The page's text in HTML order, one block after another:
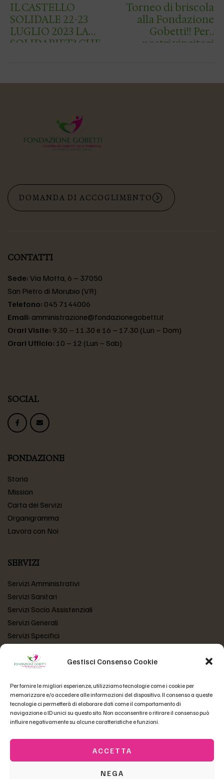
Gestisci Consenso Cookie
Per fornire le migliori esperienze, utilizziamo tecnologie come i cookie per
memorizzare e/o accedere alle informazioni del dispositivo. Il consenso a queste
tecnologie ci permetterà di elaborare dati come il comportamento di
navigazione o ID unici su questo sito. Non acconsentire o ritirare il consenso può
influire negativamente su alcune caratteristiche e funzioni.
ACCETTA
NEGA
IL CASTELLO
SOLIDALE 22-23
LUGLIO 2023 LA
SOLIDARIET? CHE
Torneo di briscola
alla Fondazione
Gobetti!! Per i
nostri vincitori
DOMANDA DI ACCOGLIMENTO
CONTATTI
Sede: Via Motta, 6 – 37050
San Pietro di Morubio (VR)
Telefono: 045 7144006
Email: amministrazione@fondazionegobetti.it
Orari Visite: 9.30 – 11.30 e 16 – 17.30 (Lun – Dom)
Orari Ufficio: 10 – 12 (Lun – Sab)
FONDAZIONE
Storia
Mission
Carta dei Servizi
Organigramma
Lavora con Noi
SERVIZI
Servizi Amministrativi
Servizi Sanitari
Servizi Socio Assistenziali
Servizi Generali
Servizi Specifici
LINK UTILI
Atto Costitutivo
Statuto Fondazione
Codice Etico
Domande Frequenti
SOCIAL
Copyright © 2023 Fondazione Gobetti | P.Iva 01558550230 –